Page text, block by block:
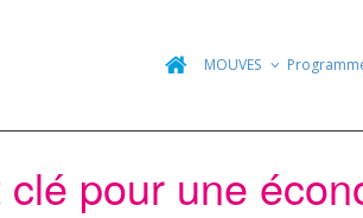
MOUVES
pour une